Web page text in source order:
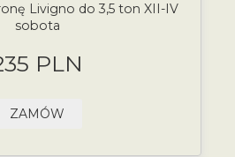
Livigno do 3,5 ton XII-IV
sobota
PLN
ZAMÓW